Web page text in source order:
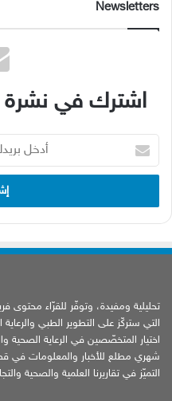
Newsletters
اشترك في نشرة
بريدك
الإلكتروني
تحليلية ومفيدة، وتوفّر للقرّاء محتوى
التي ستركّز على التطوير الطبي
اختيار المتخصّصين في الرعاية الصحية
شهري مطلع للأخبار والمعلومات في
التميّز في تقاريرنا العلمية والصحية